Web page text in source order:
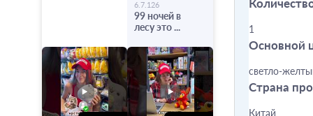
1
Основной
светло-
Страна
Китай
6.7.126
99 ночей в
лесу это ...